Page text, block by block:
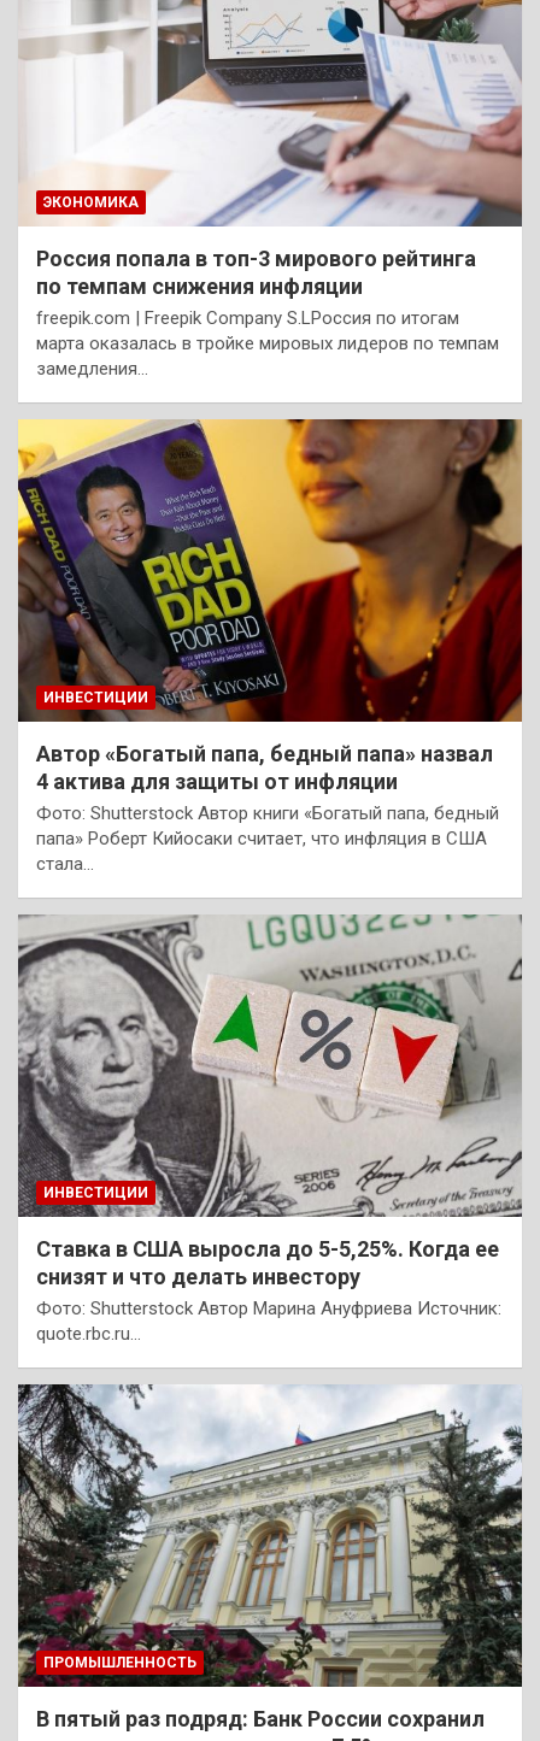
ЭКОНОМИКА
Россия попала в топ-3 мирового рейтинга
по темпам снижения инфляции
freepik.com | Freepik Company S.LРоссия по итогам
марта оказалась в тройке мировых лидеров по темпам
замедления…
ИНВЕСТИЦИИ
Автор «Богатый папа, бедный папа» назвал
4 актива для защиты от инфляции
Фото: Shutterstock Автор книги «Богатый папа, бедный
папа» Роберт Кийосаки считает, что инфляция в США
стала…
ИНВЕСТИЦИИ
Ставка в США выросла до 5-5,25%. Когда ее
снизят и что делать инвестору
Фото: Shutterstock Автор Марина Ануфриева Источник:
quote.rbc.ru…
ПРОМЫШЛЕННОСТЬ
В пятый раз подряд: Банк России сохранил